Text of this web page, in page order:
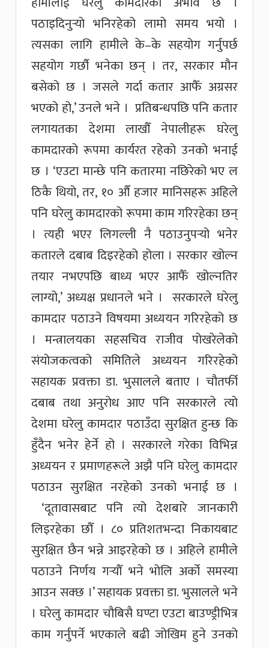
पठाइदिनुर्‍यो भनिरहेको लामो समय भयो ।
त्यसका लागि हामीले के–के सहयोग गर्नुपर्छ
सहयोग गर्छौ भनेका छन् । तर, सरकार मौन
बसेको छ । जसले गर्दा कतार आफैँ अग्रसर
भएको हो,’ उनले भने । प्रतिबन्धपछि पनि कतार
लगायतका देशमा लाखौँ नेपालीहरू घरेलु
कामदारको रूपमा कार्यरत रहेको उनको भनाई
छ । ‘एउटा मान्छे पनि कतारमा नछिरेको भए ल
ठिकै थियो, तर, १० औँ हजार मानिसहरू अहिले
पनि घरेलु कामदारको रूपमा काम गरिरहेका छन्
। त्यही भएर लिगल्ली नै पठाउनुपर्‍यो भनेर
कतारले दबाब दिइरहेको होला । सरकार खोल्न
तयार नभएपछि बाध्य भएर आफैँ खोल्नतिर
लाग्यो,’ अध्यक्ष प्रधानले भने । सरकारले घरेलु
कामदार पठाउने विषयमा अध्ययन गरिरहेको छ
। मन्त्रालयका सहसचिव राजीव पोखरेलेको
संयोजकत्वको समितिले अध्ययन गरिरहेको
सहायक प्रवक्ता डा. भुसालले बताए । चौतर्फी
दबाब तथा अनुरोध आए पनि सरकारले त्यो
देशमा घरेलु कामदार पठाउँदा सुरक्षित हुन्छ कि
हुँदैन भनेर हेर्ने हो । सरकारले गरेका विभिन्न
अध्ययन र प्रमाणहरूले अझै पनि घरेलु कामदार
पठाउन सुरक्षित नरहेको उनको भनाई छ ।
‘दूतावासबाट पनि त्यो देशबारे जानकारी
लिइरहेका छौँ । ८० प्रतिशतभन्दा निकायबाट
सुरक्षित छैन भन्ने आइरहेको छ । अहिले हामीले
पठाउने निर्णय गर्‍यौँ भने भोलि अर्को समस्या
आउन सक्छ ।’ सहायक प्रवक्ता डा. भुसालले भने
। घरेलु कामदार चौबिसै घण्टा एउटा बाउण्ड्रीभित्र
काम गर्नुपर्ने भएकाले बढी जोखिम हुने उनको